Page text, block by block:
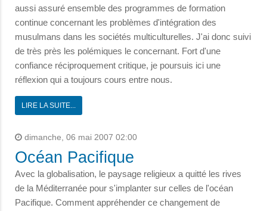
aussi assuré ensemble des programmes de formation
continue concernant les problèmes d'intégration des
musulmans dans les sociétés multiculturelles. J'ai donc suivi
de très près les polémiques le concernant. Fort d'une
confiance réciproquement critique, je poursuis ici une
réflexion qui a toujours cours entre nous.
LIRE LA SUITE...
dimanche, 06 mai 2007 02:00
Océan Pacifique
Avec la globalisation, le paysage religieux a quitté les rives
de la Méditerranée pour s'implanter sur celles de l'océan
Pacifique. Comment appréhender ce changement de